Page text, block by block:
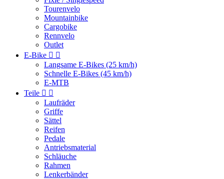
Tourenvelo
Mountainbike
Cargobike
Rennvelo
Outlet
E-Bike  
Langsame E-Bikes (25 km/h)
Schnelle E-Bikes (45 km/h)
E-MTB
Teile  
Laufräder
Griffe
Sättel
Reifen
Pedale
Antriebsmaterial
Schläuche
Rahmen
Lenkerbänder